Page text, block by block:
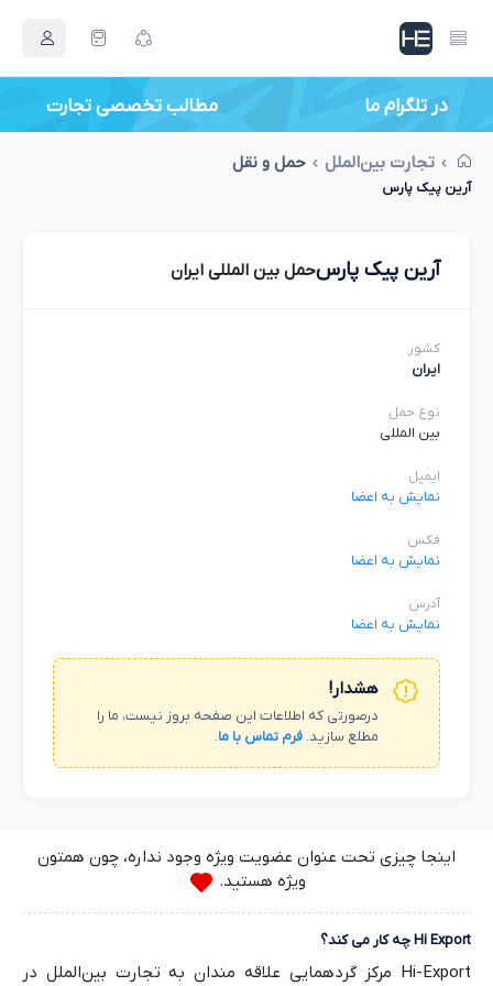
در تلگرام ما مطالب تخصصی تجارت
تجارت بین‌الملل حمل و نقل
آرین پیک پارس
آرین پیک پارسحمل بین المللی ایران
کشور
ایران
نوع حمل
بین المللی
ایمیل
نمایش به اعضا
فکس
نمایش به اعضا
آدرس
نمایش به اعضا
هشدار!
درصورتی که اطلاعات این صفحه بروز نیست، ما را
مطلع سازید. فرم تماس با ما.
اینجا چیزی تحت عنوان عضویت ویژه وجود نداره، چون همتون
ویژه هستید.
Hi Export چه کار می کند؟
Hi-Export مرکز گردهمایی علاقه مندان به تجارت بین‌الملل در